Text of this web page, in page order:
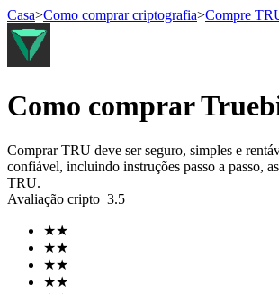
Futuros de USDT
Casa>Como comprar criptografia>Compre
Como comprar
Comprar TRU deve ser seguro, simples e
confiável, incluindo instruções passo a passo,
TRU.
Avaliação cripto 3.5
★★
★★
★★
★★